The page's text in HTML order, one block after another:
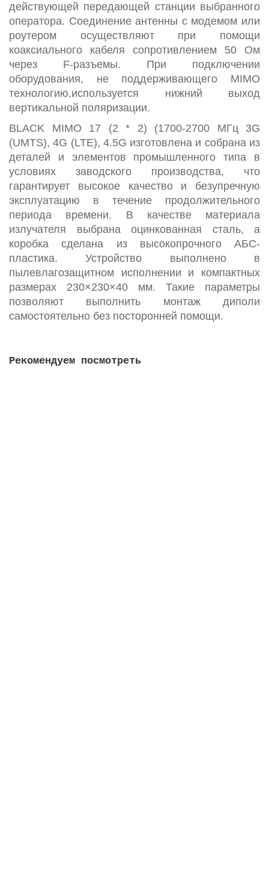
действующей передающей станции выбранного
оператора. Соединение антенны с модемом или
роутером осуществляют при помощи
коаксиального кабеля сопротивлением 50 Ом
через F-разъемы. При подключении
оборудования, не поддерживающего MIMO
технологию,используется нижний выход
вертикальной поляризации.
BLACK MIMO 17 (2 * 2) (1700-2700 МГц 3G
(UMTS), 4G (LTE), 4.5G изготовлена и собрана из
деталей и элементов промышленного типа в
условиях заводского производства, что
гарантирует высокое качество и безупречную
эксплуатацию в течение продолжительного
периода времени. В качестве материала
излучателя выбрана оцинкованная сталь, а
коробка сделана из высокопрочного АБС-
пластика. Устройство выполнено в
пылевлагозащитном исполнении и компактных
размерах 230×230×40 мм. Такие параметры
позволяют выполнить монтаж диполи
самостоятельно без посторонней помощи.
Рекомендуем посмотреть